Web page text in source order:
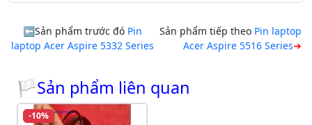
Sản phẩm trước đó Pin
laptop Acer Aspire 5332 Series
Sản phẩm tiếp theo Pin laptop
Acer Aspire 5516 Series
🏳Sản phẩm liên quan
-10%